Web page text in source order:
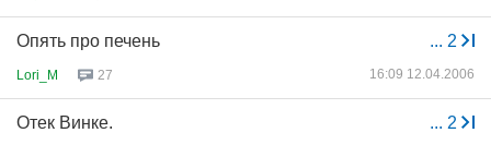
... 2
Опять про печень
Lori_M 27 16:09 12.04.2006
... 2
Отек Винке.